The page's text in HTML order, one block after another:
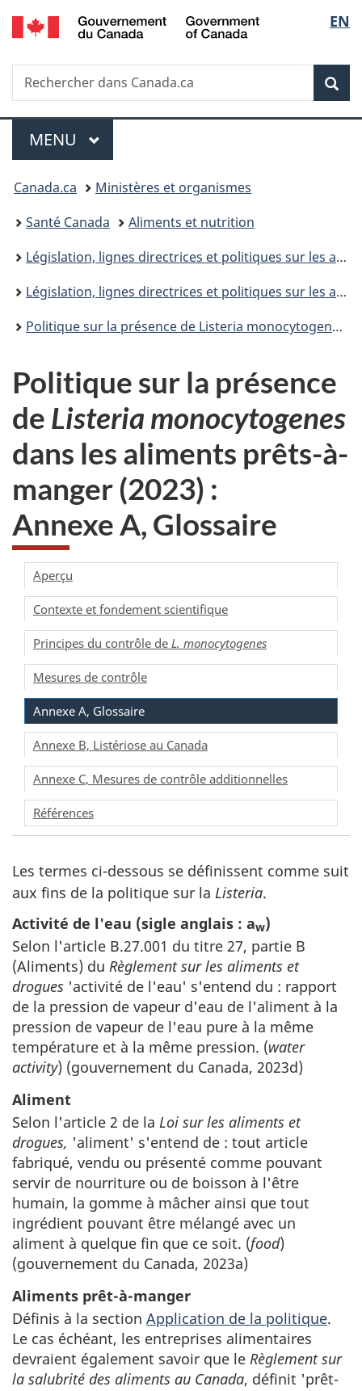
Passer
au
principal
Passer
à
Au
du
Passer
à
version
simplifiée
de
la
EN
Recherche
Rechercher
dans
Menu
MENU PRINCIPAL
Vous
êtes
ici :
Canada.ca
Ministères et organismes
Santé Canada
Aliments et nutrition
Législation, lignes directrices et politiques sur les aliments et la nutrition : Aperçu
Législation, lignes directrices et politiques sur les aliments et la nutrition : Politiques
Politique sur la présence de Listeria monocytogenes dans les aliments prêts-à-manger (2023) : Aperçu
Politique sur la présence
de Listeria monocytogenes
dans les aliments prêts-à-
manger (2023) :
Annexe A, Glossaire
Aperçu
Contexte et fondement scientifique
Principes du contrôle de L. monocytogenes
Mesures de contrôle
Annexe A, Glossaire
Annexe B, Listériose au Canada
Annexe C, Mesures de contrôle additionnelles
Références
Les termes ci-dessous se définissent comme suit
aux fins de la politique sur la Listeria.
Activité de l'eau (sigle anglais : aw)
Selon l'article B.27.001 du titre 27, partie B
(Aliments) du Règlement sur les aliments et
drogues 'activité de l'eau' s'entend du : rapport
de la pression de vapeur d'eau de l'aliment à la
pression de vapeur de l'eau pure à la même
température et à la même pression. (water
activity) (gouvernement du Canada, 2023d)
Aliment
Selon l'article 2 de la Loi sur les aliments et
drogues, 'aliment' s'entend de : tout article
fabriqué, vendu ou présenté comme pouvant
servir de nourriture ou de boisson à l'être
humain, la gomme à mâcher ainsi que tout
ingrédient pouvant être mélangé avec un
aliment à quelque fin que ce soit. (food)
(gouvernement du Canada, 2023a)
Aliments prêt-à-manger
Définis à la section Application de la politique.
Le cas échéant, les entreprises alimentaires
devraient également savoir que le Règlement sur
la salubrité des aliments au Canada, définit 'prêt-